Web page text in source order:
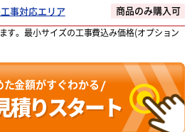
事対応エリア 商品のみ購入可
す。最小サイズの工事費込み価格(オプション
た金額がすぐわかる
積りスタート